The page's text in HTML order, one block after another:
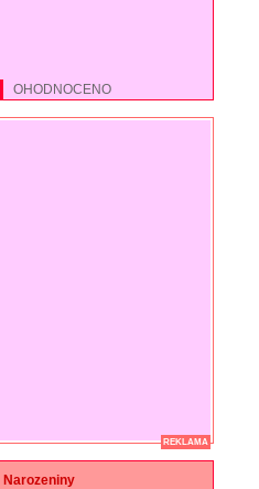
OHODNOCENO
REKLAMA
Narozeniny